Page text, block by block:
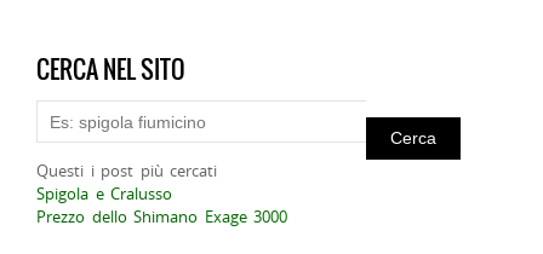
CERCA NEL SITO
Questi i post più cercati
Spigola e Cralusso
Prezzo dello Shimano Exage 3000